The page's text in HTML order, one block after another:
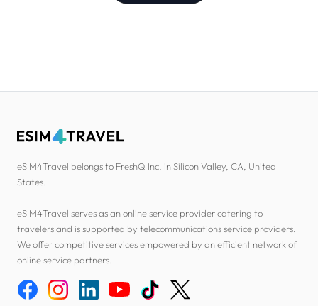
eSIM4Travel belongs to FreshQ Inc. in Silicon Valley, CA, United
States.
eSIM4Travel serves as an online service provider catering to
travelers and is supported by telecommunications service providers.
We offer competitive services empowered by an efficient network of
online service partners.